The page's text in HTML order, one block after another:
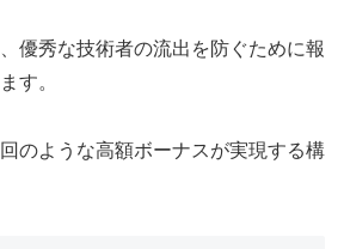
優秀な技術者の流出を防ぐために報
す。
のような高額ボーナスが実現する構